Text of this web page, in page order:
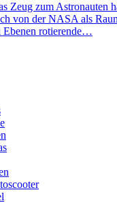
Zeug zum Astronauten
von der NASA als
Ebenen rotierende…